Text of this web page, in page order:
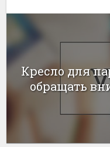
Кресло для
обращать